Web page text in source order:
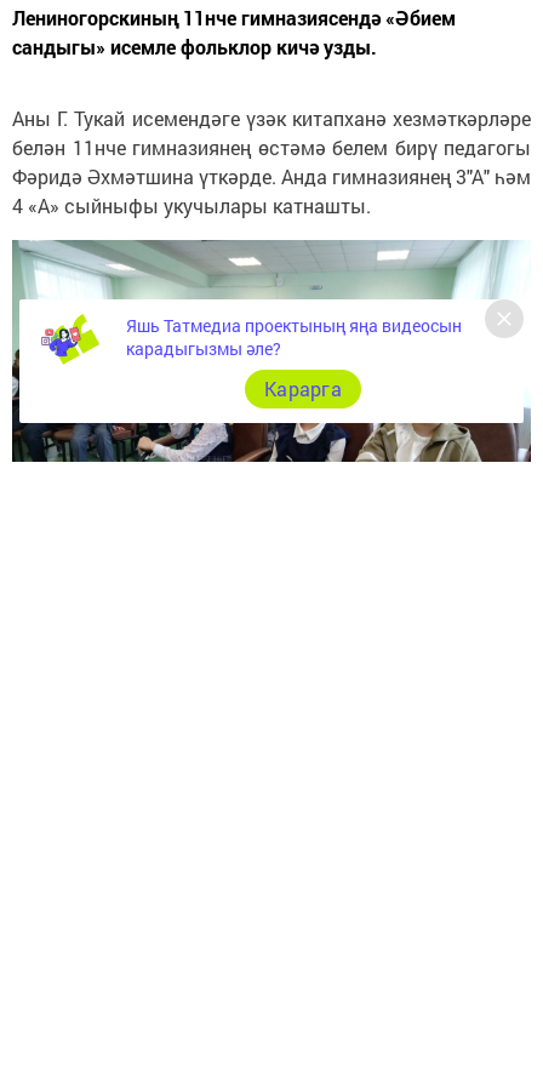
Лениногорскиның 11нче гимназиясендә «Әбием
сандыгы» исемле фольклор кичә узды.
Аны Г. Тукай исемендәге үзәк китапханә хезмәткәрләре
белән 11нче гимназиянең өстәмә белем бирү педагогы
Фәридә Әхмәтшина үткәрде. Анда гимназиянең 3"А" һәм
4 «А» сыйныфы укучылары катнашты.
Яшь Татмедиа проектының яңа видеосын
карадыгызмы әле?
Карарга